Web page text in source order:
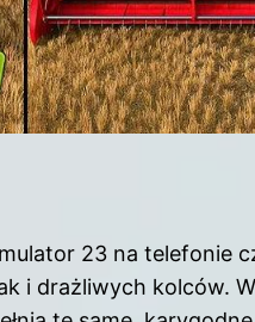
23 na telefonie
i drażliwych kolców.